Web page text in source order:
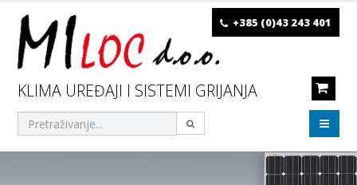
KLIMA UREĐAJI I SISTEMI GRIJANJA
+385 (0)43 243 401